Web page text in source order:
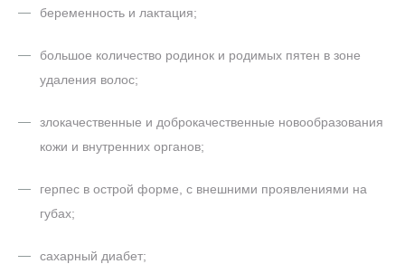
беременность и лактация;
большое количество родинок и родимых пятен в зоне
удаления волос;
злокачественные и доброкачественные новообразования
кожи и внутренних органов;
герпес в острой форме, с внешними проявлениями на
губах;
сахарный диабет;